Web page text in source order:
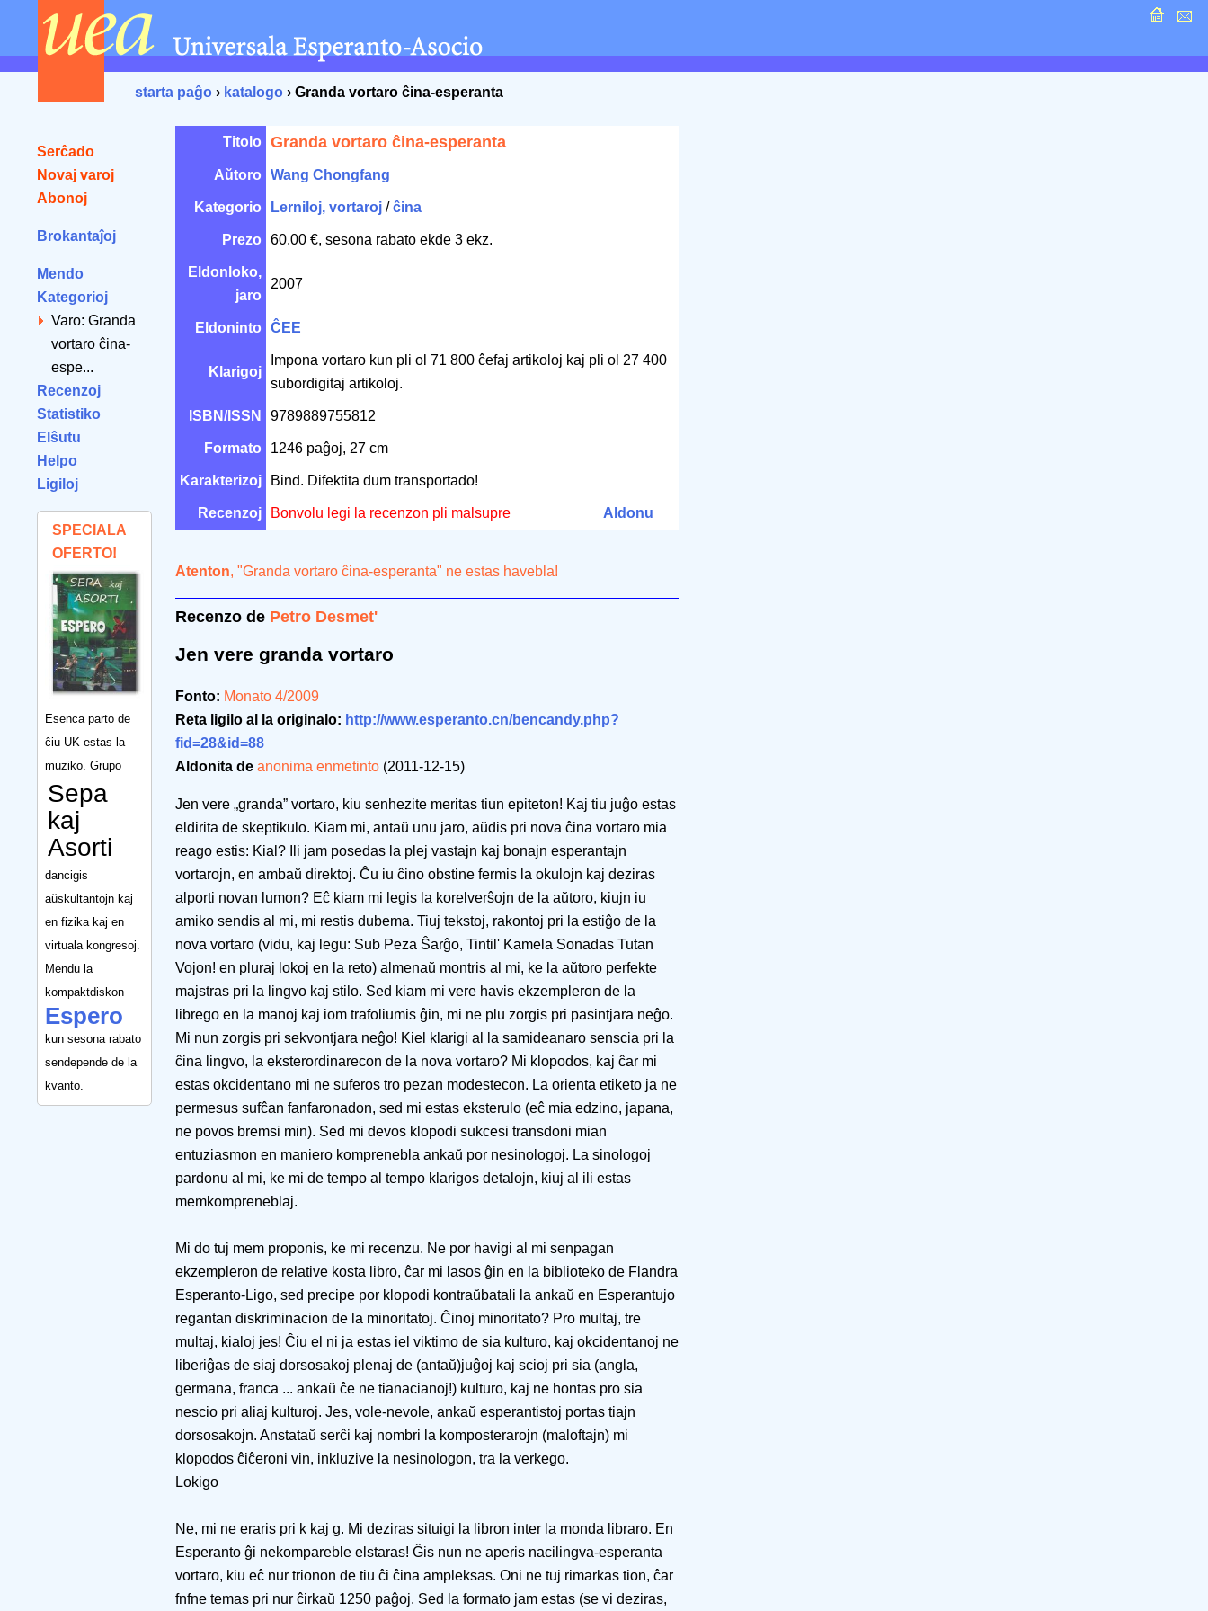
starta paĝo › katalogo › Granda vortaro ĉina-esperanta
Serĉado
Novaj varoj
Abonoj
Brokantaĵoj
Mendo
Kategorioj
Varo: Granda
vortaro ĉina-
espe...
Recenzoj
Statistiko
Elŝutu
Helpo
Ligiloj
SPECIALA
OFERTO!
Esenca parto de
ĉiu UK estas la
muziko. Grupo
Sepa
kaj
Asorti
dancigis
aŭskultantojn kaj
en fizika kaj en
virtuala kongresoj.
Mendu la
kompaktdiskon
Espero
kun sesona rabato
sendepende de la
kvanto.
Titolo Granda vortaro ĉina-esperanta
Aŭtoro Wang Chongfang
Kategorio Lerniloj, vortaroj /ĉina
Prezo 60.00 €, sesona rabato ekde 3 ekz.
Eldonloko,
jaro
2007
Eldoninto ĈEE
Klarigoj
Impona vortaro kun pli ol 71 800 ĉefaj artikoloj kaj pli ol 27 400
subordigitaj artikoloj.
ISBN/ISSN 9789889755812
Formato 1246 paĝoj, 27 cm
Karakterizoj Bind. Difektita dum transportado!
Recenzoj Bonvolu legi la recenzon pli malsupre Aldonu
Atenton, "Granda vortaro ĉina-esperanta" ne estas havebla!
Recenzo de Petro Desmet'
Jen vere granda vortaro
Fonto: Monato 4/2009
Reta ligilo al la originalo: http://www.esperanto.cn/bencandy.php?
fid=28&id=88
Aldonita de anonima enmetinto (2011-12-15)
Jen vere „granda” vortaro, kiu senhezite meritas tiun epiteton! Kaj tiu juĝo estas
eldirita de skeptikulo. Kiam mi, antaŭ unu jaro, aŭdis pri nova ĉina vortaro mia
reago estis: Kial? Ili jam posedas la plej vastajn kaj bonajn esperantajn
vortarojn, en ambaŭ direktoj. Ĉu iu ĉino obstine fermis la okulojn kaj deziras
alporti novan lumon? Eĉ kiam mi legis la korelverŝojn de la aŭtoro, kiujn iu
amiko sendis al mi, mi restis dubema. Tiuj tekstoj, rakontoj pri la estiĝo de la
nova vortaro (vidu, kaj legu: Sub Peza Ŝarĝo, Tintil' Kamela Sonadas Tutan
Vojon! en pluraj lokoj en la reto) almenaŭ montris al mi, ke la aŭtoro perfekte
majstras pri la lingvo kaj stilo. Sed kiam mi vere havis ekzempleron de la
librego en la manoj kaj iom trafoliumis ĝin, mi ne plu zorgis pri pasintjara neĝo.
Mi nun zorgis pri sekvontjara neĝo! Kiel klarigi al la samideanaro senscia pri la
ĉina lingvo, la eksterordinarecon de la nova vortaro? Mi klopodos, kaj ĉar mi
estas okcidentano mi ne suferos tro pezan modestecon. La orienta etiketo ja ne
permesus sufĉan fanfaronadon, sed mi estas eksterulo (eĉ mia edzino, japana,
ne povos bremsi min). Sed mi devos klopodi sukcesi transdoni mian
entuziasmon en maniero komprenebla ankaŭ por nesinologoj. La sinologoj
pardonu al mi, ke mi de tempo al tempo klarigos detalojn, kiuj al ili estas
memkompreneblaj.
Mi do tuj mem proponis, ke mi recenzu. Ne por havigi al mi senpagan
ekzempleron de relative kosta libro, ĉar mi lasos ĝin en la biblioteko de Flandra
Esperanto-Ligo, sed precipe por klopodi kontraŭbatali la ankaŭ en Esperantujo
regantan diskriminacion de la minoritatoj. Ĉinoj minoritato? Pro multaj, tre
multaj, kialoj jes! Ĉiu el ni ja estas iel viktimo de sia kulturo, kaj okcidentanoj ne
liberiĝas de siaj dorsosakoj plenaj de (antaŭ)juĝoj kaj scioj pri sia (angla,
germana, franca ... ankaŭ ĉe ne tianacianoj!) kulturo, kaj ne hontas pro sia
nescio pri aliaj kulturoj. Jes, vole-nevole, ankaŭ esperantistoj portas tiajn
dorsosakojn. Anstataŭ serĉi kaj nombri la komposterarojn (maloftajn) mi
klopodos ĉiĉeroni vin, inkluzive la nesinologon, tra la verkego.
Lokigo
Ne, mi ne eraris pri k kaj g. Mi deziras situigi la libron inter la monda libraro. En
Esperanto ĝi nekompareble elstaras! Ĝis nun ne aperis nacilingva-esperanta
vortaro, kiu eĉ nur trionon de tiu ĉi ĉina ampleksas. Oni ne tuj rimarkas tion, ĉar
fnfne temas pri nur ĉirkaŭ 1250 paĝoj. Sed la formato jam estas (se vi deziras,